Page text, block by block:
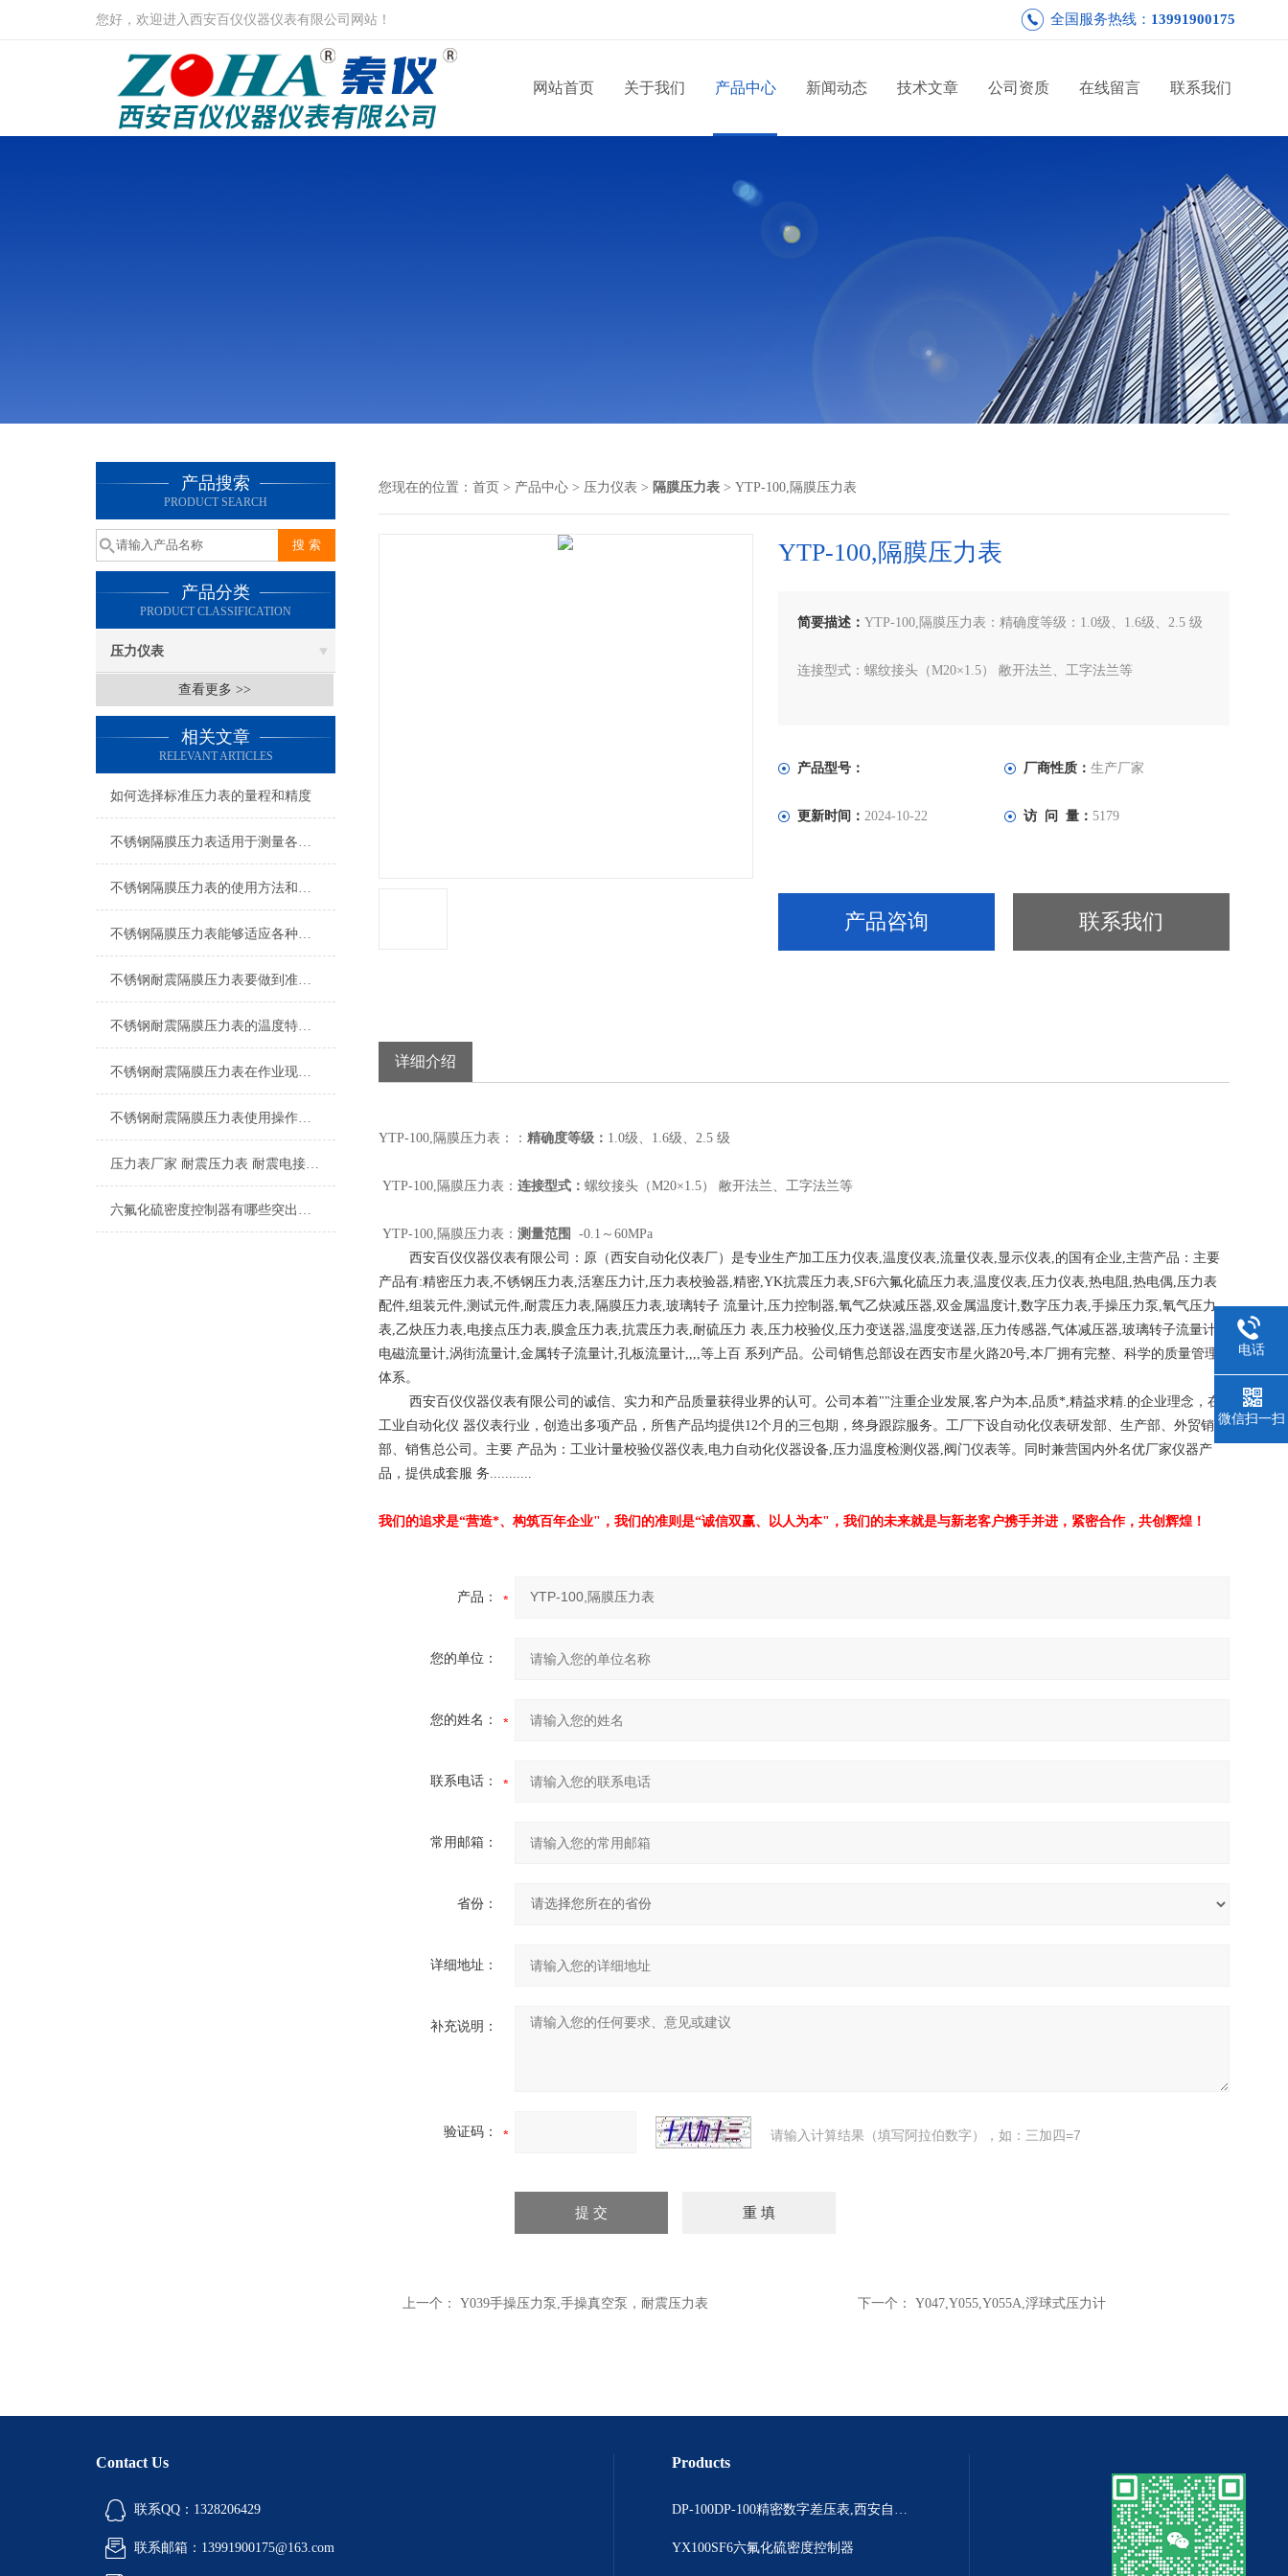
您好，欢迎进入西安百仪仪器仪表有限公司网站！ 全国服务热线： 13991900175
网站首页 关于我们 产品中心 新闻动态 技术文章 公司资质 在线留言 联系我们
产品搜索
PRODUCT SEARCH
产品分类
PRODUCT CLASSIFICATION
压力仪表
查看更多 >>
相关文章
RELEVANT ARTICLES
如何选择标准压力表的量程和精度
不锈钢隔膜压力表适用于测量各种酸、碱等腐蚀性介质
不锈钢隔膜压力表的使用方法和维护保养方式
不锈钢隔膜压力表能够适应各种工作环境和介质
不锈钢耐震隔膜压力表要做到准确的测量压力，要知道正确的安装顺序
不锈钢耐震隔膜压力表的温度特性和耐蚀性都是我们需要了解清楚的
不锈钢耐震隔膜压力表在作业现场的温度情况有哪些要注意的点
不锈钢耐震隔膜压力表使用操作工作环境
压力表厂家 耐震压力表 耐震电接点压力表 隔膜压力表
六氟化硫密度控制器有哪些突出的特点难以拒绝
您现在的位置： 首页 > 产品中心 > 压力仪表 > 隔膜压力表 > YTP-100,隔膜压力表
YTP-100,隔膜压力表
简要描述：YTP-100,隔膜压力表：精确度等级：1.0级、1.6级、2.5 级
连接型式：螺纹接头（M20×1.5） 敝开法兰、工字法兰等
订货须知：订货须注明产品名称、型号、精确度等级、测量范围
产品型号： 厂商性质： 生产厂家
更新时间：2024-10-22 访 问 量： 5179
产品咨询 联系我们
详细介绍
YTP-100,隔膜压力表：： 精确度等级： 1.0级、1.6级、2.5 级
YTP-100,隔膜压力表： 连接型式： 螺纹接头（M20×1.5） 敝开法兰、工字法兰等
YTP-100,隔膜压力表： 测量范围
-0.1～60MPa
西安百仪仪器仪表有限公司：原（西安自动化仪表厂）是专业生产加工压力仪表,温度仪表,流量仪表,显示仪表,的国有企业,主营产品： 主要
产品有:精密压力表,不锈钢压力表,活塞压力计,压力表校验器,精密,YK抗震压力表,SF6六氟化硫压力表,温度仪表,压力仪表,热电阻,热电偶,压力表
配件,组装元件,测试元件,耐震压力表,隔膜压力表,玻璃转子 流量计,压力控制器,氧气乙炔减压器,双金属温度计,数字压力表,手操压力泵,氧气压力
表,乙炔压力表,电接点压力表,膜盒压力表,抗震压力表,耐硫压力 表,压力校验仪,压力变送器,温度变送器,压力传感器,气体减压器,玻璃转子流量计,
电磁流量计,涡街流量计,金属转子流量计,孔板流量计,,,,等上百 系列产品。 公司销售总部设在西安市星火路20号,本厂拥有完整、科学的质量管理
体系。
西安百仪仪器仪表有限公司的诚信、实力和产品质量获得业界的认可。公司本着""注重企业发展,客户为本,品质*,精益求精.的企业理念，在
工业自动化仪 器仪表行业，创造出多项产品，所售产品均提供12个月的三包期，终身跟踪服务。工厂下设自动化仪表研发部、生产部、外贸销售
部、销售总公司。主要 产品为：工业计量校验仪器仪表,电力自动化仪器设备,压力温度检测仪器,阀门仪表等。同时兼营国内外名优厂家仪器产
品，提供成套服 务...........
我们的追求是“营造*、构筑百年企业"，我们的准则是“诚信双赢、以人为本"，我们的未来就是与新老客户携手并进，紧密合作，共创辉煌！
产品：
您的单位：
您的姓名：
联系电话：
常用邮箱：
省份：
详细地址：
补充说明：
验证码： 请输入计算结果（填写阿拉伯数字），如：三加四=7
上一个： Y039手操压力泵,手操真空泵，耐震压力表 下一个： Y047,Y055,Y055A,浮球式压力计
Contact Us
联系QQ：1328206429
联系邮箱：13991900175@163.com
Products
DP-100DP-100精密数字差压表,西安自动化仪表一厂 数字压力表
YX100SF6六氟化硫密度控制器
电话
微信扫一扫